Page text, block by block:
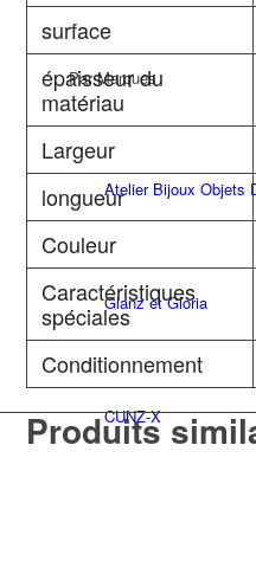
Par Marques
Atelier Bijoux Objets
Glanz et Gloria
CUNZ-X
surface
épaisseur du
matériau
Largeur
longueur
Couleur
Caractéristiques
spéciales
Conditionnement
Produits